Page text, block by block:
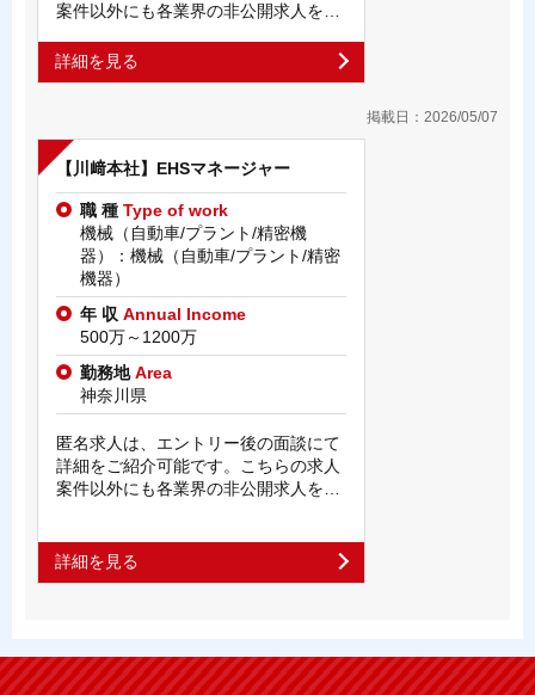
案件以外にも各業界の非公開求人を…
詳細を見る
掲載日：2026/05/07
【川﨑本社】EHSマネージャー
職 種 Type of work
機械（自動車/プラント/精密機
器）：機械（自動車/プラント/精密
機器）
年 収 Annual Income
500万～1200万
勤務地Area
神奈川県
匿名求人は、エントリー後の面談にて
詳細をご紹介可能です。こちらの求人
案件以外にも各業界の非公開求人を…
詳細を見る